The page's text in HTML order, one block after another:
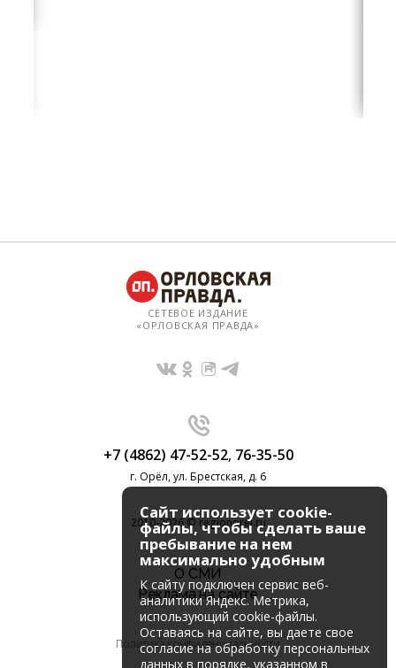
СЕТЕВОЕ ИЗДАНИЕ
«ОРЛОВСКАЯ ПРАВДА»
+7 (4862) 47-52-52, 76-35-50
г. Орёл, ул. Брестская, д. 6
2010-2026 © regionorel.ru
О СМИ
Реклама на сайте
Политика конфиденциальности
Сайт использует cookie-
файлы, чтобы сделать ваше
пребывание на нем
максимально удобным
К cайту подключен сервис веб-
аналитики Яндекс. Метрика,
использующий cookie-файлы.
Оставаясь на сайте, вы даете свое
согласие на обработку персональных
данных в порядке, указанном в